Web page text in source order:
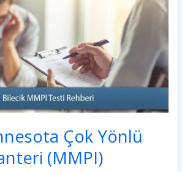
Çok Yönlü
(MMPI)